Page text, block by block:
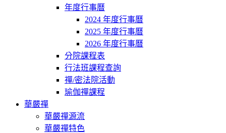
年度行事曆
2024 年度行事曆
2025 年度行事曆
2026 年度行事曆
分院課程表
行法班課程查詢
禪/密法院活動
瑜伽禪課程
華嚴禪
華嚴禪源流
華嚴禪特色